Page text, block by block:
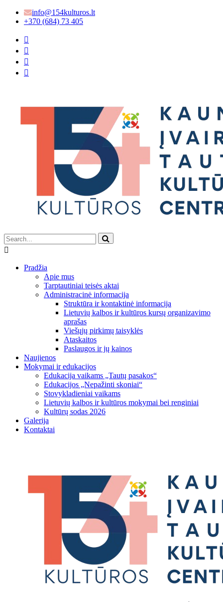
info@154kulturos.lt
+370 (684) 73 405
Pradžia
Apie mus
Tarptautiniai teisės aktai
Administracinė informacija
Struktūra ir kontaktinė informacija
Lietuvių kalbos ir kultūros kursų organizavimo
aprašas
Viešųjų pirkimų taisyklės
Ataskaitos
Paslaugos ir jų kainos
Naujienos
Mokymai ir edukacijos
Edukacija vaikams „Tautų pasakos“
Edukacijos „Nepažinti skoniai“
Stovykladieniai vaikams
Lietuvių kalbos ir kultūros mokymai bei renginiai
Kultūrų sodas 2026
Galerija
Kontaktai